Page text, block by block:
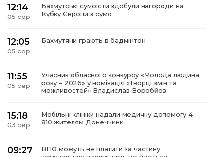
12:14
05 сер
Бахмутські сумоїсти здобули нагороди на
Кубку Європи з сумо
12:05
05 сер
Бахмутяни грають в бадмінтон
11:55
05 сер
Учасник обласного конкурсу «Молода людина
року – 2026» у номінація «Творці змін та
можливостей» Владислав Воробйов
15:18
03 сер
Мобільні клініки надали медичну допомогу 4
810 жителям Донеччини
09:27
ВПО можуть не платити за частину